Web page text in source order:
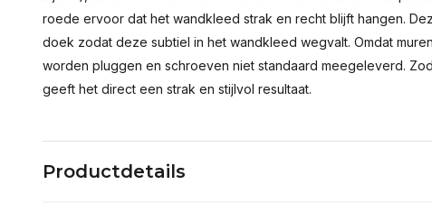
roede ervoor dat het wandkleed strak en recht blijft hangen.
doek zodat deze subtiel in het wandkleed wegvalt. Omdat
worden pluggen en schroeven niet standaard meegeleverd.
geeft het direct een strak en stijlvol resultaat.
Productdetails